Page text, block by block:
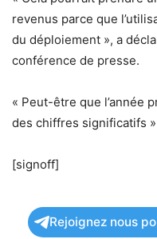
revenus parce que
du déploiement », a
conférence de presse.
« Peut-être que l’année
des chiffres significatifs
[signoff]
Rejoignez nous